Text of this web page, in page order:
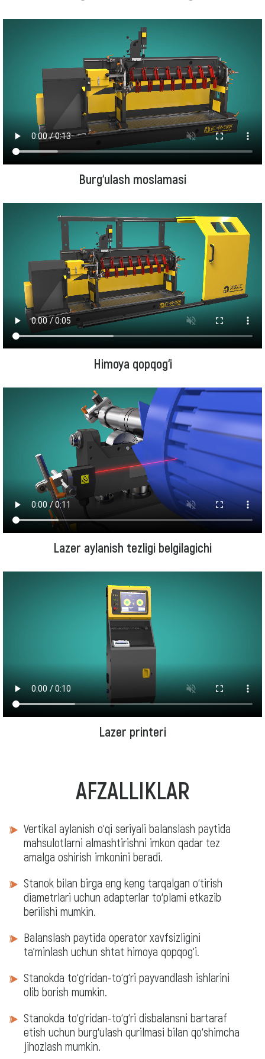
Burg‘ulash moslamasi
Himoya qopqog‘i
Lazer aylanish tezligi belgilagichi
Lazer printeri
AFZALLIKLAR
Vertikal aylanish o‘qi seriyali balanslash paytida
mahsulotlarni almashtirishni imkon qadar tez
amalga oshirish imkonini beradi.
Stanok bilan birga eng keng tarqalgan o‘tirish
diametrlari uchun adapterlar to‘plami etkazib
berilishi mumkin.
Balanslash paytida operator xavfsizligini
ta'minlash uchun shtat himoya qopqog‘i.
Stanokda to‘g‘ridan-to‘g‘ri payvandlash ishlarini
olib borish mumkin.
Stanokda to‘g‘ridan-to‘g‘ri disbalansni bartaraf
etish uchun burg‘ulash qurilmasi bilan qo‘shimcha
jihozlash mumkin.